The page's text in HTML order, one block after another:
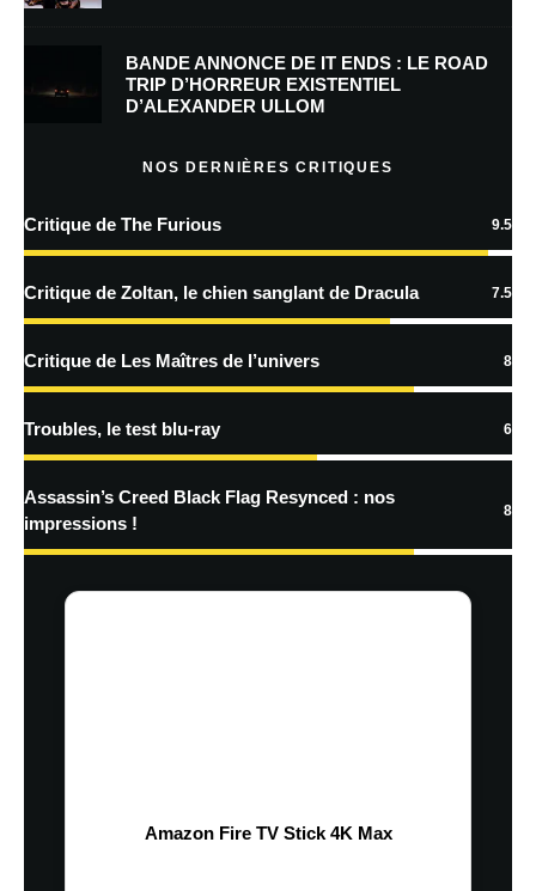
mon prochain commentaire.
Prévenez-moi de tous les nouveaux commentaires par e-mail.
En savoir
traitées
BANDE ANNONCE DE IT ENDS : LE ROAD
TRIP D’HORREUR EXISTENTIEL
D’ALEXANDER ULLOM
NOS DERNIÈRES CRITIQUES
Critique de The Furious 9.5
Critique de Zoltan, le chien sanglant de Dracula 7.5
Critique de Les Maîtres de l’univers 8
Troubles, le test blu-ray 6
Assassin’s Creed Black Flag Resynced : nos
impressions !
8
Amazon Fire TV Stick 4K Max